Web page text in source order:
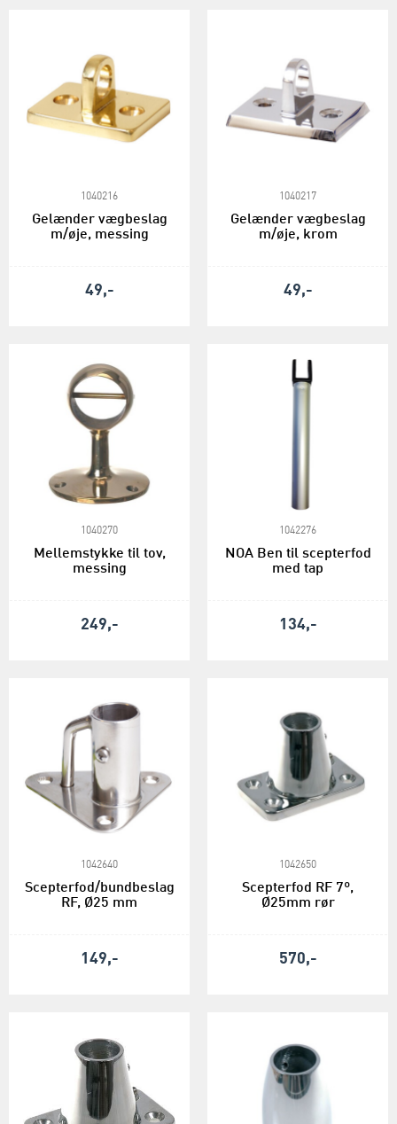
1040216
Gelænder vægbeslag
m/øje, messing
49,-
1040217
Gelænder vægbeslag
m/øje, krom
49,-
1040270
Mellemstykke til tov,
messing
249,-
1042276
NOA Ben til scepterfod
med tap
134,-
1042640
Scepterfod/bundbeslag
RF, Ø25 mm
149,-
1042650
Scepterfod RF 7º,
Ø25mm rør
570,-